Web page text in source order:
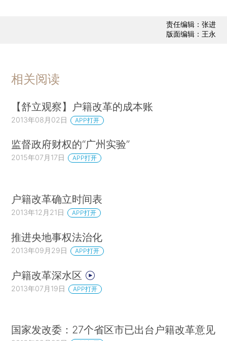
责任编辑：张进
版面编辑：王永
相关阅读
【舒立观察】户籍改革的成本账
2013年08月02日 APP打开
监督政府财权的“广州实验”
2015年07月17日 APP打开
户籍改革确立时间表
2013年12月21日 APP打开
推进央地事权法治化
2013年09月29日 APP打开
户籍改革深水区
2013年07月19日 APP打开
国家发改委：27个省区市已出台户籍改革意见